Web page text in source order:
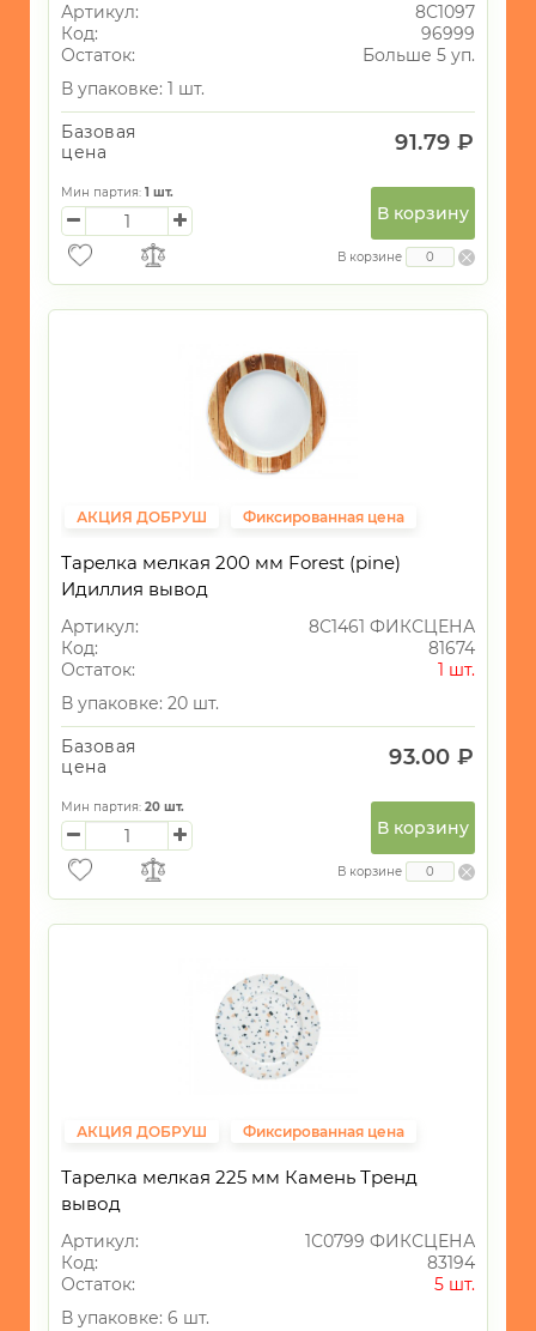
Артикул:
8С1097
Код:
96999
Остаток:
Больше 5 уп.
В упаковке: 1 шт.
Базовая
цена
91.79 ₽
Мин партия: 1 шт.
В корзину
В корзине
АКЦИЯ ДОБРУШ Фиксированная цена
Тарелка мелкая 200 мм Forest (pine)
Идиллия вывод
Артикул:
8С1461 ФИКСЦЕНА
Код:
81674
Остаток:
1 шт.
В упаковке: 20 шт.
Базовая
цена
93.00 ₽
Мин партия: 20 шт.
В корзину
В корзине
АКЦИЯ ДОБРУШ Фиксированная цена
Тарелка мелкая 225 мм Камень Тренд
вывод
Артикул:
1С0799 ФИКСЦЕНА
Код:
83194
Остаток:
5 шт.
В упаковке: 6 шт.